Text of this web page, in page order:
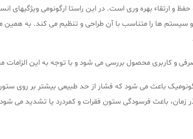
حفظ و ارتقاء بهره وری است. در این راستا ارگونومی ویژگیهای
و سیستم ها را متناسب با آن طراحی و تنظیم می کند. به
و کاربری محصول بررسی می شود و با توجه به این
باعث می شود که فشار از حد طبیعی بیشتر بر روی
زمان، باعث فرسودگی ستون فقرات و کمردرد یا تشدید می